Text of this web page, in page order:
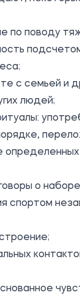
по поводу
с семьей и
людей;
о
спортом